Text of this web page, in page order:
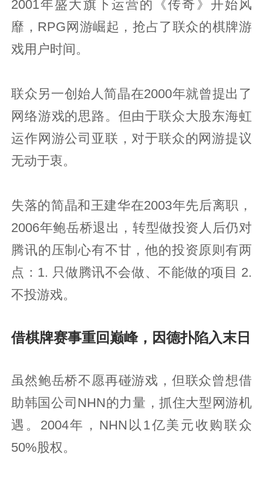
2001年盛大旗下运营的《传奇》开始风
靡，RPG网游崛起，抢占了联众的棋牌游
戏用户时间。
联众另一创始人简晶在2000年就曾提出了
网络游戏的思路。但由于联众大股东海虹
运作网游公司亚联，对于联众的网游提议
无动于衷。
失落的简晶和王建华在2003年先后离职，
2006年鲍岳桥退出，转型做投资人后仍对
腾讯的压制心有不甘，他的投资原则有两
点：1. 只做腾讯不会做、不能做的项目 2.
不投游戏。
借棋牌赛事重回巅峰，因德扑陷入末日
虽然鲍岳桥不愿再碰游戏，但联众曾想借
助韩国公司NHN的力量，抓住大型网游机
遇。2004年，NHN以1亿美元收购联众
50%股权。